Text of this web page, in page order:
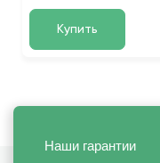
Купить
Наши гарантии